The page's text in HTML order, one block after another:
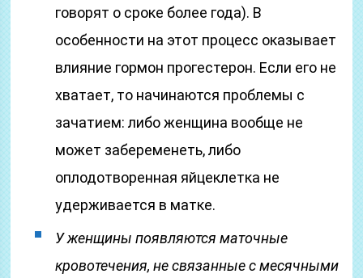
говорят о сроке более года). В
особенности на этот процесс оказывает
влияние гормон прогестерон. Если его не
хватает, то начинаются проблемы с
зачатием: либо женщина вообще не
может забеременеть, либо
оплодотворенная яйцеклетка не
удерживается в матке.
У женщины появляются маточные
кровотечения, не связанные с месячными